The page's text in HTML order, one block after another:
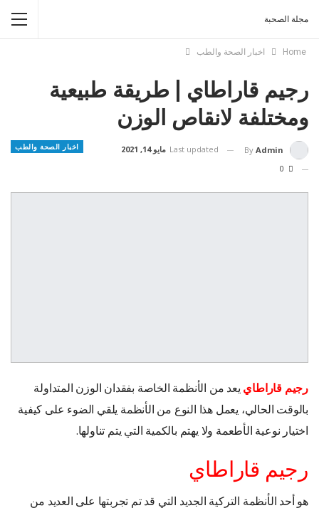
مجلة الصحبة
Home اخبار الصحة والطب
رجيم قاراطاي | طريقة طبيعية
ومختلفة لانقاص الوزن
اخبار الصحة والطب By Admin
Last updated مايو 14, 2021
رجيم قاراطاي يعد من الأنظمة الخاصة بفقدان الوزن المتداولة
بالوقت الحالي، يعمل هذا النوع من الأنظمة يلقي الضوء على كيفية
اختيار نوعية الأطعمة ولا يهتم بالكمية التي يتم تناولها.
رجيم قاراطاي
هو أحد الأنظمة التركية الجديد التي قد تم تجربتها على العديد من